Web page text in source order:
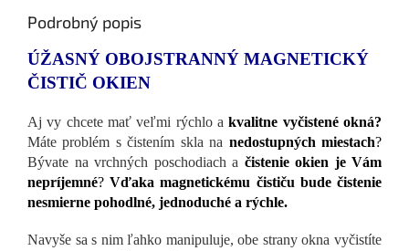
Podrobný popis
ÚŽASNÝ OBOJSTRANNÝ MAGNETICKÝ
ČISTIČ OKIEN
Aj vy chcete mať veľmi rýchlo a kvalitne vyčistené okná?
Máte problém s čistením skla na nedostupných miestach?
Bývate na vrchných poschodiach a čistenie okien je Vám
nepríjemné? Vďaka magnetickému čističu bude čistenie
nesmierne pohodlné, jednoduché a rýchle.
Navyše sa s nim ľahko manipuluje, obe strany okna vyčistíte